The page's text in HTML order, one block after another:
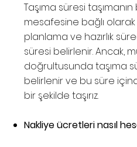
Taşıma süresi
mesafesine bağlı
planlama ve hazırlık
süresi belirlenir. Ancak,
doğrultusunda taşıma
belirlenir ve bu süre
bir şekilde taşırız.
Nakliye ücretleri nasıl